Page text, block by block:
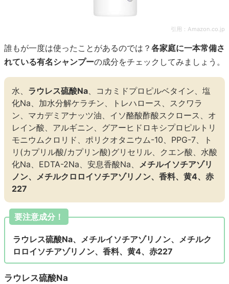
引用： Amazon.co.jp
誰もが一度は使ったことがあるのでは？ 各家庭に一本常備さ
れている有名シャンプーの成分をチェックしてみましょう。
水、 ラウレス硫酸Na、コカミドプロピルベタイン、塩
化Na、加水分解ケラチン、トレハロース、スクワラ
ン、マカデミアナッツ油、イソ酪酸酢酸スクロース、オ
レイン酸、アルギニン、グアーヒドロキシプロピルトリ
モニウムクロリド、ポリクオタニウム-10、PPG-7、ト
リ(カプリル酸/カプリン酸)グリセリル、クエン酸、水酸
化Na、EDTA-2Na、安息香酸Na、 メチルイソチアゾリ
ノン、メチルクロロイソチアゾリノン、香料、黄4、赤
227
要注意成分！
ラウレス硫酸Na、メチルイソチアゾリノン、メチルク
ロロイソチアゾリノン、香料、黄4、赤227
ラウレス硫酸Na